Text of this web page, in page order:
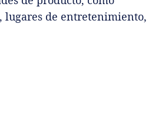
lugares de entretenimiento,